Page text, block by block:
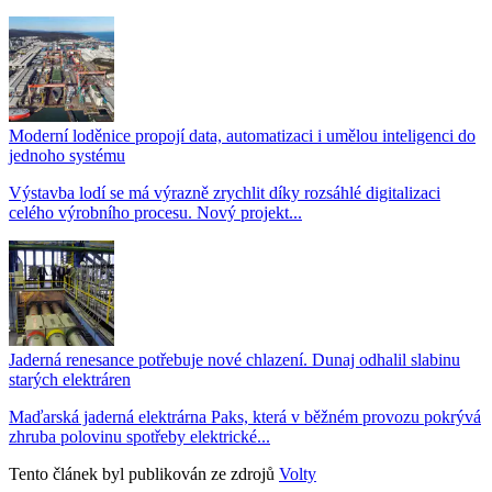
Moderní loděnice propojí data, automatizaci i umělou inteligenci do
jednoho systému
Výstavba lodí se má výrazně zrychlit díky rozsáhlé digitalizaci
celého výrobního procesu. Nový projekt...
Jaderná renesance potřebuje nové chlazení. Dunaj odhalil slabinu
starých elektráren
Maďarská jaderná elektrárna Paks, která v běžném provozu pokrývá
zhruba polovinu spotřeby elektrické...
Tento článek byl publikován ze zdrojů Volty